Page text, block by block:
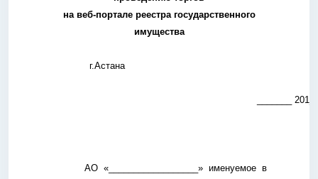
на веб-портале реестра государственного
имущества
г.Астана
_______ 201_
АО «__________________» именуемое в